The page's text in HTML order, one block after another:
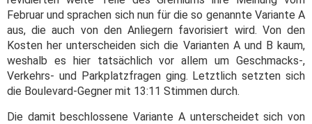
Februar und sprachen sich nun für die so genannte Variante A
aus, die auch von den Anliegern favorisiert wird. Von den
Kosten her unterscheiden sich die Varianten A und B kaum,
weshalb es hier tatsächlich vor allem um Geschmacks-,
Verkehrs- und Parkplatzfragen ging. Letztlich setzten sich
die Boulevard-Gegner mit 13:11 Stimmen durch.
Die damit beschlossene Variante A unterscheidet sich von